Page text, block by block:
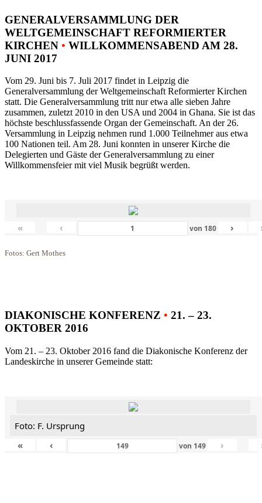
GENERALVERSAMMLUNG DER
WELTGEMEINSCHAFT REFORMIERTER
KIRCHEN • WILLKOMMENSABEND AM 28.
JUNI 2017
Vom 29. Juni bis 7. Juli 2017 findet in Leipzig die
Generalversammlung der Weltgemeinschaft Reformierter Kirchen
statt. Die Generalversammlung tritt nur etwa alle sieben Jahre
zusammen, zuletzt 2010 in den USA und 2004 in Ghana. Sie ist das
höchste beschlussfassende Organ der Gemeinschaft. An der 26.
Versammlung in Leipzig nehmen rund 1.000 Teilnehmer aus etwa
100 Nationen teil. Am 28. Juni konnten in unserer Kirche die
Delegierten und Gäste der Generalversammlung zu einer
Willkommensfeier mit viel Musik begrüßt werden.
« ‹ von 180 ›
Fotos: Gert Mothes
DIAKONISCHE KONFERENZ • 21. – 23.
OKTOBER 2016
Vom 21. – 23. Oktober 2016 fand die Diakonische Konferenz der
Landeskirche in unserer Gemeinde statt:
Foto: F. Ursprung
«
‹ von 149 ›